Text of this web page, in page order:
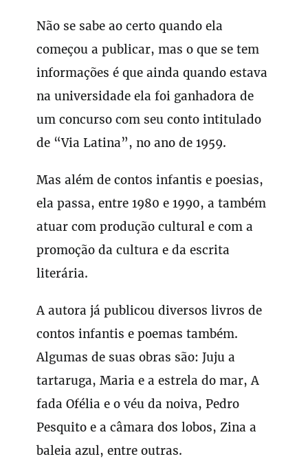
Não se sabe ao certo quando ela
começou a publicar, mas o que se tem
informações é que ainda quando estava
na universidade ela foi ganhadora de
um concurso com seu conto intitulado
de “Via Latina”, no ano de 1959.
Mas além de contos infantis e poesias,
ela passa, entre 1980 e 1990, a também
atuar com produção cultural e com a
promoção da cultura e da escrita
literária.
A autora já publicou diversos livros de
contos infantis e poemas também.
Algumas de suas obras são: Juju a
tartaruga, Maria e a estrela do mar, A
fada Ofélia e o véu da noiva, Pedro
Pesquito e a câmara dos lobos, Zina a
baleia azul, entre outras.